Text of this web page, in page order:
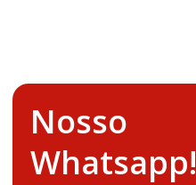
Nosso
Whatsapp!